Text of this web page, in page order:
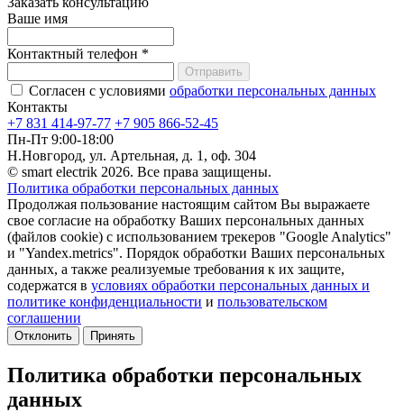
Ваше имя
Контактный телефон *
Отправить
Согласен с условиями обработки персональных данных
Контакты
+7 831 414-97-77 +7 905 866-52-45
Пн-Пт 9:00-18:00
Н.Новгород, ул. Артельная, д. 1, оф. 304
© smart electrik 2026. Все права защищены.
Политика обработки персональных данных
Продолжая пользование настоящим сайтом Вы выражаете
свое согласие на обработку Ваших персональных данных
(файлов cookie) с использованием трекеров "Google Analytics"
и "Yandex.metrics". Порядок обработки Ваших персональных
данных, а также реализуемые требования к их защите,
содержатся в условиях обработки персональных данных и
политике конфиденциальности и пользовательском
соглашении
Отклонить Принять
Политика обработки персональных
данных